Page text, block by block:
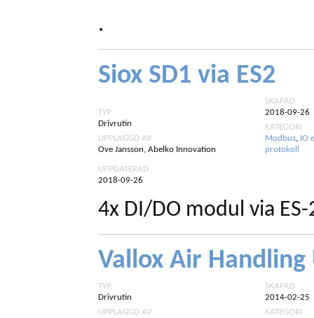
.
Siox SD1 via ES2
TYP
Drivrutin
UPPLAGGD AV
Ove Jansson, Abelko Innovation
SKAPAD
2018-09-26
KATEGORI
Modbus, IO
protokoll
UPPDATERAD
2018-09-26
4x DI/DO modul via
Vallox Air Handling
TYP
Drivrutin
UPPLAGGD AV
SKAPAD
2014-02-25
KATEGORI